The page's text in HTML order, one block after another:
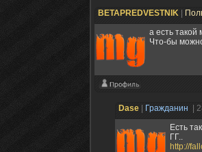
BETAPREDVESTNIK
а есть
Что-бы
Dase Гражданин
|
Есть
ГГ..
http://